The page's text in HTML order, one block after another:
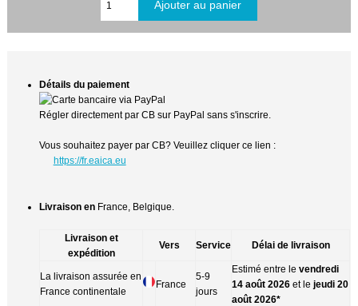
Détails du paiement
Régler directement par CB sur PayPal sans s'inscrire.
Vous souhaitez payer par CB? Veuillez cliquer ce lien :
https://fr.eaica.eu
Livraison en France, Belgique.
Livraison et
expédition
Vers Service Délai de livraison
La livraison assurée en
France continentale
France
5-9
jours
Estimé entre levendredi
14 août 2026 et lejeudi 20
août 2026*